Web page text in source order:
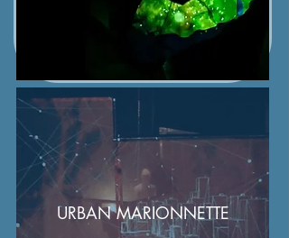
URBAN MARIONNETTE